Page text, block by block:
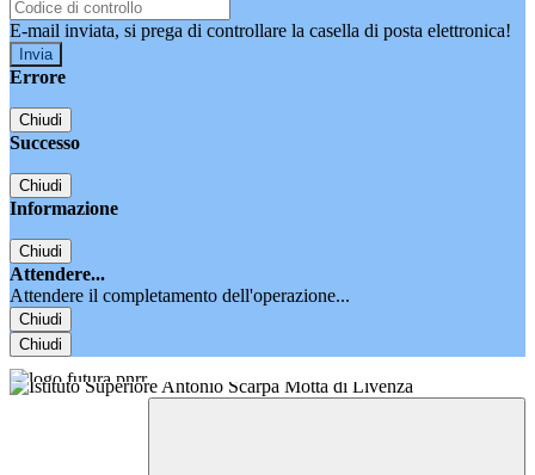
E-mail inviata, si prega di controllare la casella di posta elettronica!
Errore
Chiudi
Successo
Chiudi
Informazione
Chiudi
Attendere...
Attendere il completamento dell'operazione...
Chiudi
Chiudi